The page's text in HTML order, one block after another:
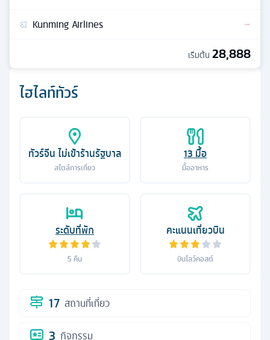
ไฮไลท์ทัวร์
ทัวร์จีน ไม่เข้าร้านรัฐบาล
สไตล์การเที่ยว
13 มื้อ
มื้ออาหาร
ระดับที่พัก
5 คืน
คะแนนเที่ยวบิน
บินโลว์คอสต์
17 สถานที่เที่ยว
3 กิจกรรม
Kunming Airlines
เริ่มต้น 28,888